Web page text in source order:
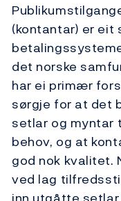
(kontantar) er eit
det norske
har ei primær
sørgje for at det
setlar og myntar
behov, og at
god nok kvalitet.
ved lag